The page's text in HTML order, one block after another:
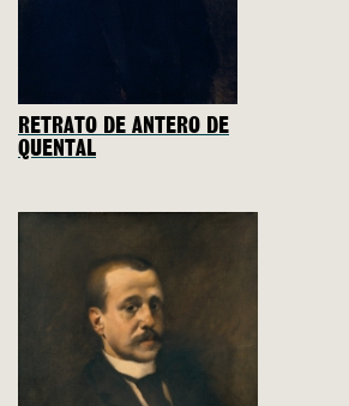
RETRATO DE ANTERO DE
QUENTAL